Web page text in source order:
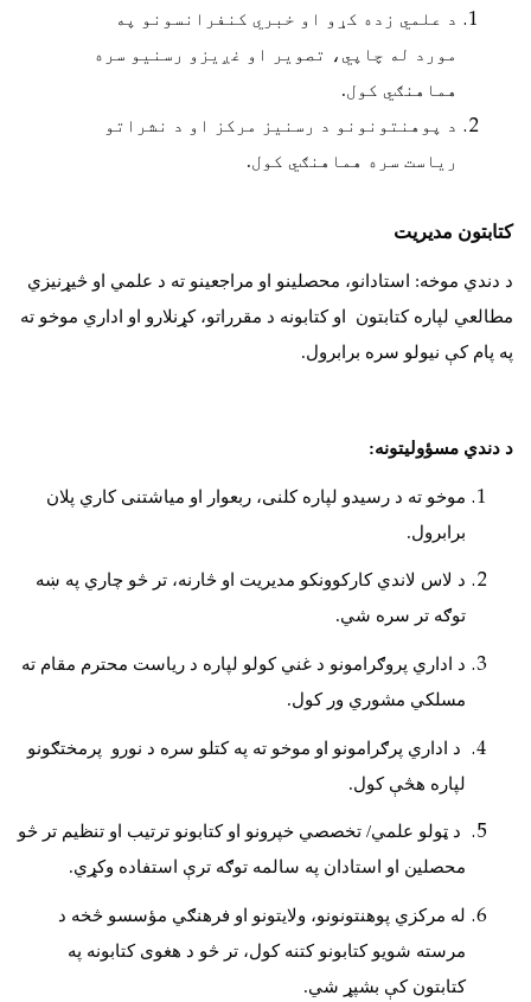
د علمي زده کړو او خبري کنفرانسونو په
مورد له چاپي، تصویر او غږیزو رسنیو سره
هماهنګي کول.
د پوهنتونونو د رسنیز مرکز او د نشراتو
ریاست سره هماهنګي کول.
کتابتون مدیریت
د دندي موخه: استادانو، محصلينو او مراجعینو ته د علمي او څيړنيزي
مطالعي لپاره کتابتون او کتابونه د مقرراتو، کړنلارو او اداري موخو ته
په پام کې نيولو سره برابرول.
د دندي مسؤوليتونه:
موخو ته د رسيدو لپاره کلنی، ربعوار او مياشتنی کاري پلان
برابرول.
د لاس لاندي کارکوونکو مديريت او څارنه، تر څو چاري په ښه
توګه تر سره شي.
د اداري پروګرامونو د غني کولو لپاره د رياست محترم مقام ته
مسلکي مشوري ور کول.
د اداري پرګرامونو او موخو ته په کتلو سره د نورو پرمختګونو
لپاره هڅې کول.
د ټولو علمي/ تخصصي خپرونو او کتابونو ترتیب او تنظيم تر څو
محصلين او استادان په سالمه توګه ترې استفاده وکړي.
له مرکزي پوهنتونونو، ولايتونو او فرهنګي مؤسسو څخه د
مرسته شويو کتابونو کتنه کول، تر څو د هغوی کتابونه په
کتابتون کې بشپړ شي.